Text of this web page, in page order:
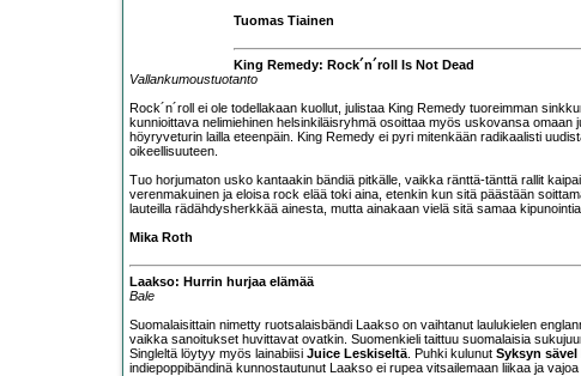
Tuomas Tiainen
King Remedy: Rock´n´roll Is Not Dead
Vallankumoustuotanto
Rock´n´roll ei ole todellakaan kuollut, julistaa King Remedy tuoreimman
kunnioittava nelimiehinen helsinkiläisryhmä osoittaa myös uskovansa
höyryveturin lailla eteenpäin. King Remedy ei pyri mitenkään radikaalisti
oikeellisuuteen.
Tuo horjumaton usko kantaakin bändiä pitkälle, vaikka ränttä-tänttä rallit
verenmakuinen ja eloisa rock elää toki aina, etenkin kun sitä päästään
lauteilla rädähdysherkkää ainesta, mutta ainakaan vielä sitä samaa
Mika Roth
Laakso: Hurrin hurjaa elämää
Bale
Suomalaisittain nimetty ruotsalaisbändi Laakso on vaihtanut laulukielen
vaikka sanoitukset huvittavat ovatkin. Suomenkieli taittuu suomalaisia
Singleltä löytyy myös lainabiisi Juice Leskiseltä . Puhki kulunut Syksyn sävel
indiepoppibändinä kunnostautunut Laakso ei rupea vitsailemaan liikaa ja